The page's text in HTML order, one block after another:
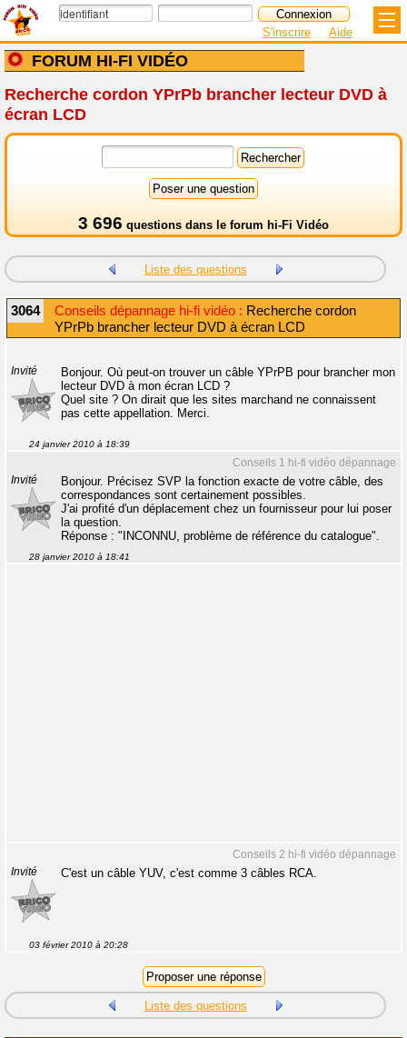
FORUM HI-FI VIDÉO
S'inscrire Aide
Recherche cordon YPrPb brancher lecteur DVD à
écran LCD
3 696 questions dans le forum hi-Fi Vidéo
Liste des questions
3064 Conseils dépannage hi-fi vidéo : Recherche cordon
YPrPb brancher lecteur DVD à écran LCD
Invité
Bonjour. Où peut-on trouver un câble YPrPB pour brancher mon
lecteur DVD à mon écran LCD ?
Quel site ? On dirait que les sites marchand ne connaissent
pas cette appellation. Merci.
24 janvier 2010 à 18:39
Conseils 1 hi-fi vidéo dépannage
Invité
Bonjour. Précisez SVP la fonction exacte de votre câble, des
correspondances sont certainement possibles.
J'ai profité d'un déplacement chez un fournisseur pour lui poser
la question.
Réponse : "INCONNU, problème de référence du catalogue".
28 janvier 2010 à 18:41
Conseils 2 hi-fi vidéo dépannage
Invité C'est un câble YUV, c'est comme 3 câbles RCA.
03 février 2010 à 20:28
Liste des questions